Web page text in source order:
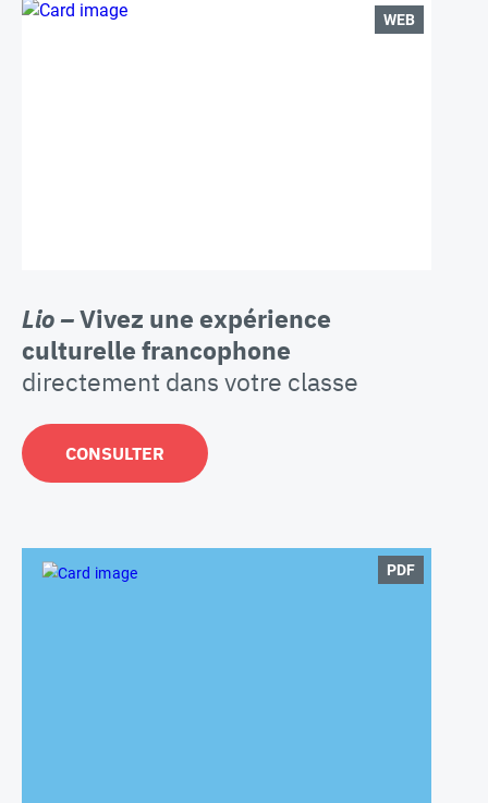
WEB
Lio –Vivez une expérience
culturelle francophone
directement dans votre classe
CONSULTER
PDF